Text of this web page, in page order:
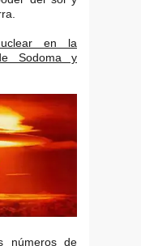
en la
Sodoma y
números de